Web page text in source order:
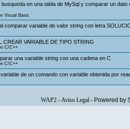
en una tabla de MySql y comparar un dato
Visual Basic
comparar variable de valor string con letra
CREAR VARIABLE DE TIPO STRING
C/C++
una variable string con una cadena en C
C/C++
de un comando con variable obtenida por
WAP2-Aviso Legal- Powered by